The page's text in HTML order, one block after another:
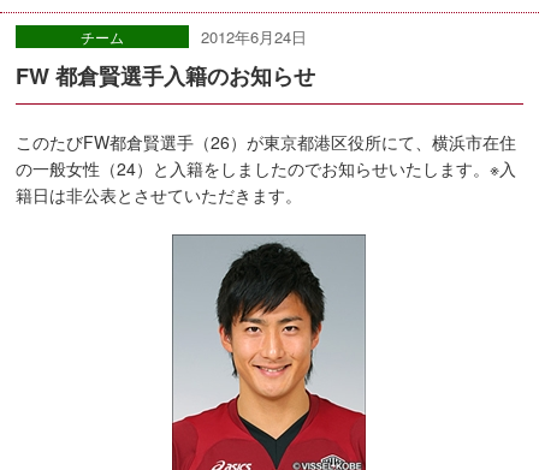
チーム 2012年6月24日
FW 都倉賢選手入籍のお知らせ
このたびFW都倉賢選手（26）が東京都港区役所にて、横浜市在住
の一般女性（24）と入籍をしましたのでお知らせいたします。※入
籍日は非公表とさせていただきます。